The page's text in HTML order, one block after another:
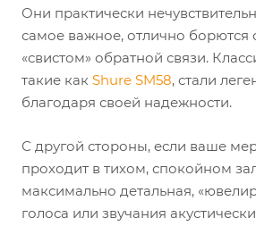
Они практически
самое важное, отлично борются
«свистом» обратной связи.
такие как Shure SM58, стали
благодаря своей надежности.
С другой стороны, если ваше
проходит в тихом, спокойном
максимально детальная,
голоса или звучания